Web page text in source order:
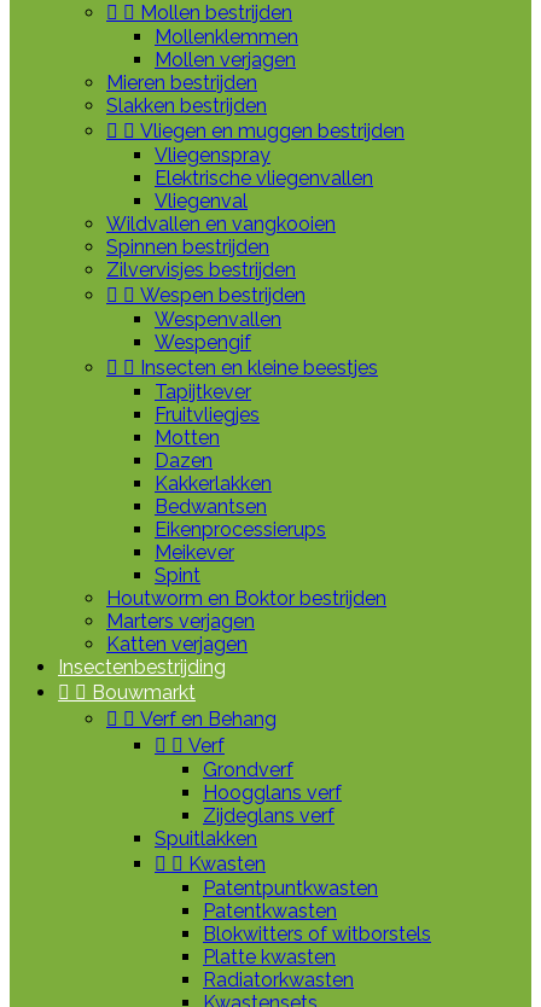
  Mollen bestrijden
Mollenklemmen
Mollen verjagen
Mieren bestrijden
Slakken bestrijden
  Vliegen en muggen bestrijden
Vliegenspray
Elektrische vliegenvallen
Vliegenval
Wildvallen en vangkooien
Spinnen bestrijden
Zilvervisjes bestrijden
  Wespen bestrijden
Wespenvallen
Wespengif
  Insecten en kleine beestjes
Tapijtkever
Fruitvliegjes
Motten
Dazen
Kakkerlakken
Bedwantsen
Eikenprocessierups
Meikever
Spint
Houtworm en Boktor bestrijden
Marters verjagen
Katten verjagen
Insectenbestrijding
  Bouwmarkt
  Verf en Behang
  Verf
Grondverf
Hoogglans verf
Zijdeglans verf
Spuitlakken
  Kwasten
Patentpuntkwasten
Patentkwasten
Blokwitters of witborstels
Platte kwasten
Radiatorkwasten